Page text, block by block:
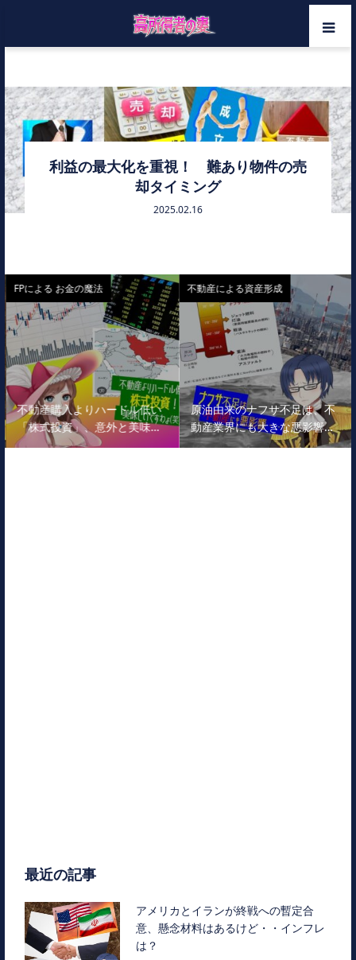
利益の最大化を重視！ 難あり物件の売
却タイミング
2025.02.16
FPによる お金の魔法
不動産購入よりハードル低い
「株式投資」、意外と美味…
不動産による資産形成
原油由来のナフサ不足は、不
動産業界にも大きな悪影響…
最近の記事
アメリカとイランが終戦への暫定合
意、懸念材料はあるけど・・インフレ
は？
メンバー
カテゴリー